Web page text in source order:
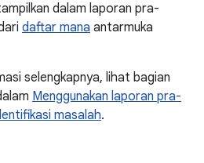
dalam laporan pra-
daftar mana antarmuka
selengkapnya, lihat bagian
Menggunakan laporan pra-
masalah.